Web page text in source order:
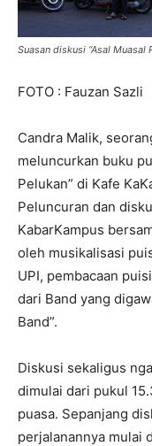
Suasan diskusi “Asal Muasal
FOTO : Fauzan Sazli
Candra Malik,
meluncurkan buku
Pelukan” di Kafe
Peluncuran dan
KabarKampus
oleh musikalisasi
UPI, pembacaan
dari Band yang
Band”.
Diskusi sekaligus
dimulai dari pukul
puasa. Sepanjang
perjalanannya mulai